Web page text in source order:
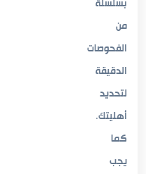
بسلسلة
من
الفحوصات
الدقيقة
لتحديد
أهليتك.
كما
يجب